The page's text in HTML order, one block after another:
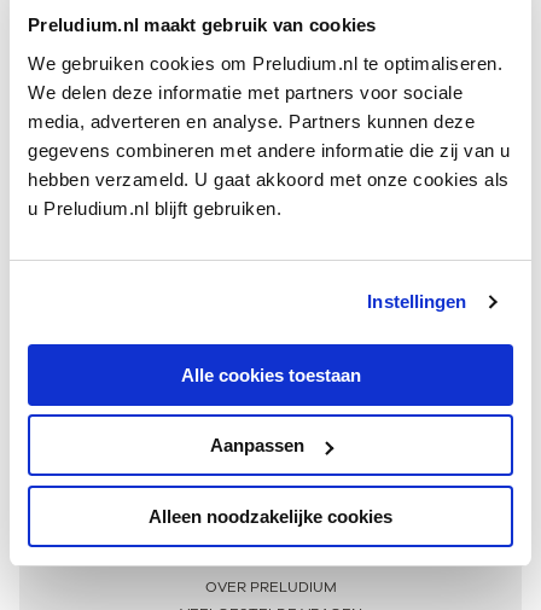
Preludium.nl maakt gebruik van cookies
We gebruiken cookies om Preludium.nl te optimaliseren.
We delen deze informatie met partners voor sociale
media, adverteren en analyse. Partners kunnen deze
gegevens combineren met andere informatie die zij van u
hebben verzameld. U gaat akkoord met onze cookies als
u Preludium.nl blijft gebruiken.
Instellingen
Alle cookies toestaan
Aanpassen
Alleen noodzakelijke cookies
Meer informatie
OVER PRELUDIUM